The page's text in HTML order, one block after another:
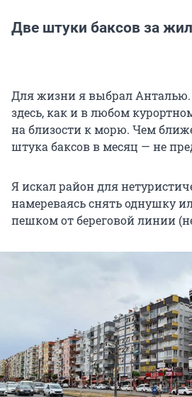
Две штуки баксов за
Для жизни я выбрал
здесь, как и в любом
на близости к морю. Чем
штука баксов в месяц — не
Я искал район для
намереваясь снять однушку
пешком от береговой линии